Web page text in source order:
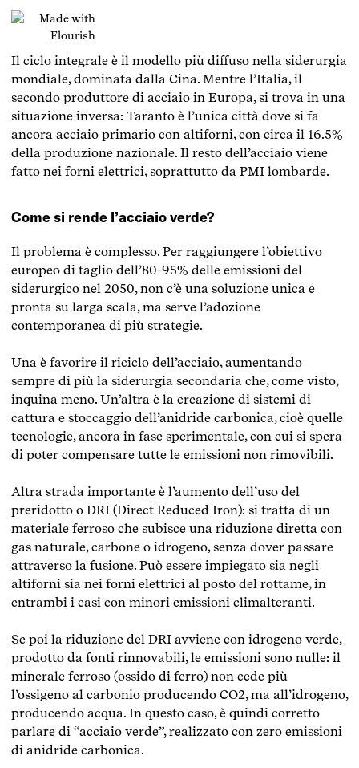
Il ciclo integrale è il modello più diffuso nella siderurgia
mondiale, dominata dalla Cina. Mentre l’Italia, il
secondo produttore di acciaio in Europa, si trova in una
situazione inversa: Taranto è l’unica città dove si fa
ancora acciaio primario con altiforni, con circa il 16.5%
della produzione nazionale. Il resto dell’acciaio viene
fatto nei forni elettrici, soprattutto da PMI lombarde.
Come si rende l’acciaio verde?
Il problema è complesso. Per raggiungere l’obiettivo
europeo di taglio dell’80-95% delle emissioni del
siderurgico nel 2050, non c’è una soluzione unica e
pronta su larga scala, ma serve l’adozione
contemporanea di più strategie.
Una è favorire il riciclo dell’acciaio, aumentando
sempre di più la siderurgia secondaria che, come visto,
inquina meno. Un’altra è la creazione di sistemi di
cattura e stoccaggio dell’anidride carbonica, cioè quelle
tecnologie, ancora in fase sperimentale, con cui si spera
di poter compensare tutte le emissioni non rimovibili.
Altra strada importante è l’aumento dell’uso del
preridotto o DRI (Direct Reduced Iron): si tratta di un
materiale ferroso che subisce una riduzione diretta con
gas naturale, carbone o idrogeno, senza dover passare
attraverso la fusione. Può essere impiegato sia negli
altiforni sia nei forni elettrici al posto del rottame, in
entrambi i casi con minori emissioni climalteranti.
Se poi la riduzione del DRI avviene con idrogeno verde,
prodotto da fonti rinnovabili, le emissioni sono nulle: il
minerale ferroso (ossido di ferro) non cede più
l’ossigeno al carbonio producendo CO2, ma all’idrogeno,
producendo acqua. In questo caso, è quindi corretto
parlare di “acciaio verde”, realizzato con zero emissioni
di anidride carbonica.